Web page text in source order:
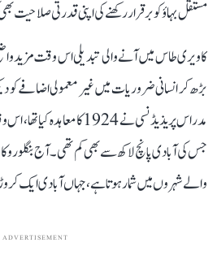
مستقل بہاؤ کو برقرار رکھنے کی اپنی قدرتی صلاحیت
کاویری طاس میں آنے والی تبدیلی اس وقت
بڑھ کر انسانی ضروریات میں غیر معمولی اضافے
مدراس پریذیڈنسی نے 1924 کا
جس کی آبادی پانچ لاکھ سے بھی کم تھی۔ آج بنگلورو
والے شہروں میں شمار ہوتا ہے، جہاں آبادی ایک
ADVERTISEMENT